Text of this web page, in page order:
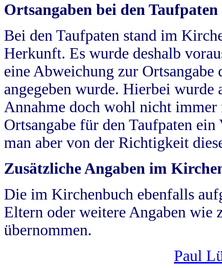
Ortsangaben bei den Taufpaten
Bei den Taufpaten stand im
Herkunft. Es wurde deshalb
eine Abweichung zur
angegeben wurde. Hierbei wurde
Annahme doch wohl nicht
Ortsangabe für den Taufpaten
man aber von der Richtigkeit
Zusätzliche Angaben im
Die im Kirchenbuch ebenfalls
Eltern oder weitere Angaben wie
übernommen.
Paul